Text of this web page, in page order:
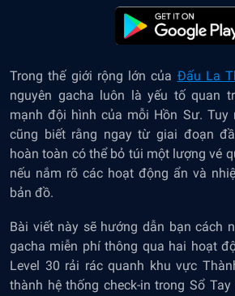
Trong thế giới rộng lớn của Đấu La
nguyên gacha luôn là yếu tố quan
mạnh đội hình của mỗi Hồn Sư. Tuy
cũng biết rằng ngay từ giai đoạn
hoàn toàn có thể bỏ túi một lượng vé
nếu nắm rõ các hoạt động ẩn và
bản đồ.
Bài viết này sẽ hướng dẫn bạn cách
gacha miễn phí thông qua hai hoạt
Level 30 rải rác quanh khu vực
thành hệ thống check-in trong Sổ